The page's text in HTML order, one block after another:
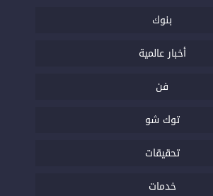
بنوك
أخبار عالمية
فن
توك شو
تحقيقات
خدمات